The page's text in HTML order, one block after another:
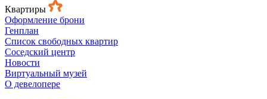
Квартиры
Оформление брони
Генплан
Список свободных квартир
Соседский центр
Новости
Виртуальный музей
О девелопере